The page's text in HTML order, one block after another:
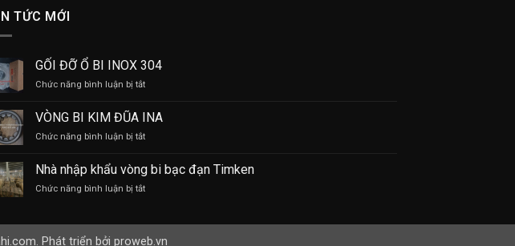
TỨC MỚI
GỐI ĐỠ Ổ BI INOX 304
Chức năng bình luận bị tắtở
ĐỠ
Ổ
BI
304
VÒNG BI KIM ĐŨA INA
Chức năng bình luận bị tắtở
BI
KIM
ĐŨA
Nhà nhập khẩu vòng bi bạc đạn Timken
Chức năng bình luận bị tắtở
vòng
Phát triển bởi proweb.vn